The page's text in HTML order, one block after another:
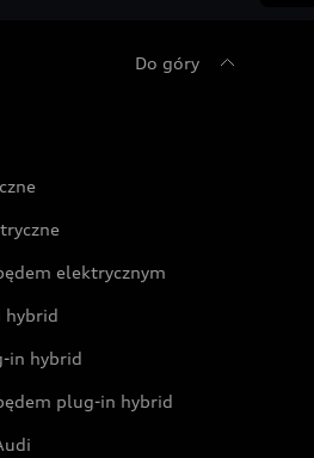
Do góry
elektrycznym
hybrid
in hybrid
plug-in hybrid